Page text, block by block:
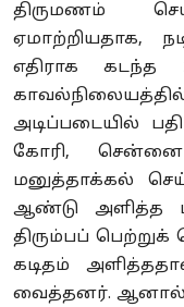
திருமணம்
ஏமாற்றியதாக,
எதிராக கடந்த
அடிப்படையில்
கோரி,
மனுத்தாக்கல்
ஆண்டு அளித்த
திரும்பப்
கடிதம்
வைத்தனர். ஆனால்,